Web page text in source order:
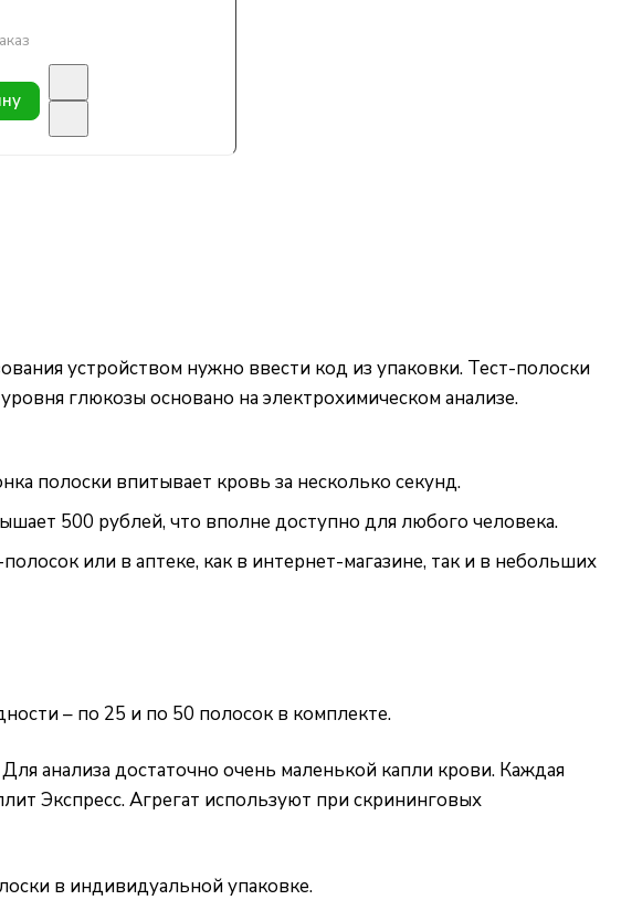
устройством нужно ввести код из упаковки. Тест-полоски
глюкозы основано на электрохимическом анализе.
полоски впитывает кровь за несколько секунд.
500 рублей, что вполне доступно для любого человека.
или в аптеке, как в интернет-магазине, так и в небольших
– по 25 и по 50 полосок в комплекте.
анализа достаточно очень маленькой капли крови. Каждая
Экспресс. Агрегат используют при скрининговых
в индивидуальной упаковке.